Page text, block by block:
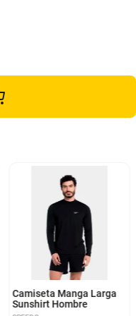
Camiseta Manga Larga
Sunshirt Hombre